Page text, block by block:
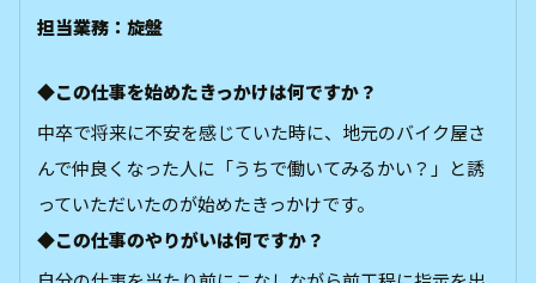
担当業務：旋盤
◆この仕事を始めたきっかけは何ですか？
中卒で将来に不安を感じていた時に、地元のバイク屋さ
んで仲良くなった人に「うちで働いてみるかい？」と誘
っていただいたのが始めたきっかけです。
◆この仕事のやりがいは何ですか？